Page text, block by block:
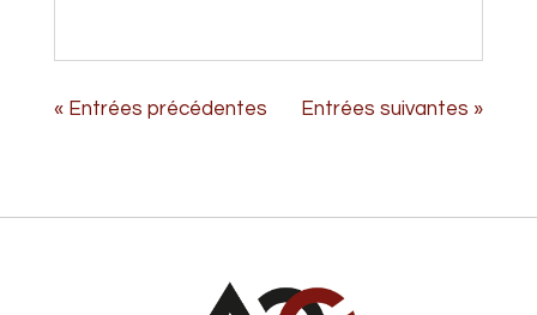
« Entrées précédentes Entrées suivantes »